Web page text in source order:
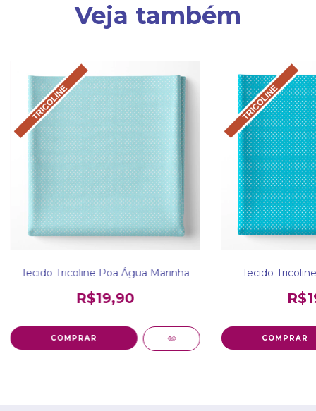
Veja também
Tecido Tricoline Poa Água Marinha
R$19,90
Tecido